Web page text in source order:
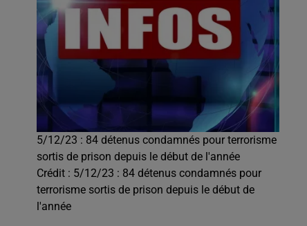
5/12/23 : 84 détenus condamnés pour terrorisme
sortis de prison depuis le début de l'année
Crédit : 5/12/23 : 84 détenus condamnés pour
terrorisme sortis de prison depuis le début de
l'année